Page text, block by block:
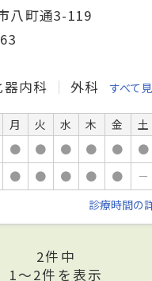
八町通3-119
器内科 外科 すべて
月 火 水 木 金 土
● ● ● ● ● ●
● ● ● ● ● －
診療時間の
2件中
1〜2件を表示